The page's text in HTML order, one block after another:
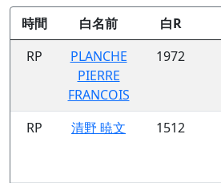
時間 白名前 白R
RP
PLANCHE
PIERRE
FRANCOIS
1972
RP 清野 暁文 1512